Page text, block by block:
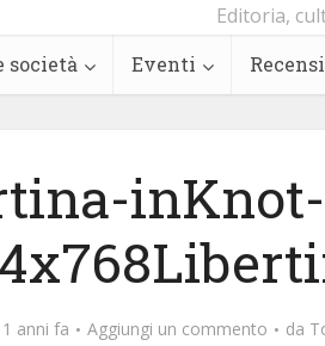
Editoria,
società Eventi
anni fa Aggiungi un commento da